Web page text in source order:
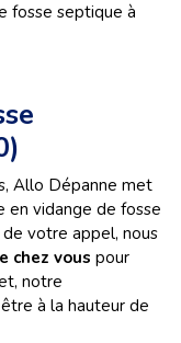
fosse septique à
Allo Dépanne met
en vidange de fosse
votre appel, nous
chez vous pour
notre
à la hauteur de